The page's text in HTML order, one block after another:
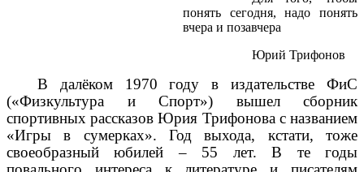
понять сегодня, надо понять
вчера и позавчера
Юрий Трифонов
В далёком 1970 году в издательстве ФиС
(«Физкультура и Спорт») вышел сборник
спортивных рассказов Юрия Трифонова с названием
«Игры в сумерках». Год выхода, кстати, тоже
своеобразный юбилей – 55 лет. В те годы